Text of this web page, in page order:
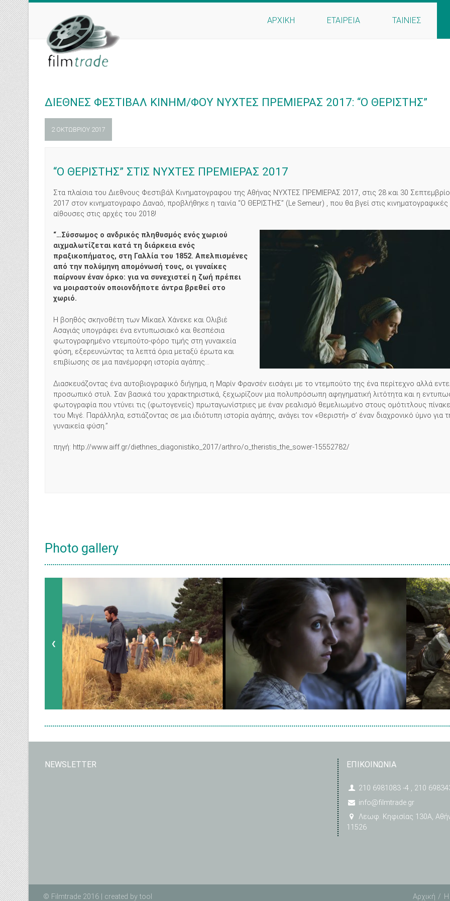
content
ΑΡΧΙΚΗ ΕΤΑΙΡΕΙΑ ΤΑΙΝΙΕΣ
ΔΙΕΘΝΕΣ ΦΕΣΤΙΒΑΛ ΚΙΝΗΜ/ΦΟΥ ΝΥΧΤΕΣ ΠΡΕΜΙΕΡΑΣ 2017: “Ο ΘΕΡΙΣΤΗΣ”
2 ΟΚΤΩΒΡΊΟΥ 2017
“Ο ΘΕΡΙΣΤΉΣ” ΣΤΙΣ ΝΥΧΤΕΣ ΠΡΕΜΙΕΡΑΣ 2017
Στα πλαίσια του Διεθνους Φεστιβάλ Κινηματογραφου της Αθήνας ΝΥΧΤΕΣ ΠΡΕΜΙΕΡΑΣ 2017, στις 28 και 30
2017 στον κινηματογραφο Δαναό, προβλήθηκε η ταινία “Ο ΘΕΡΙΣΤΗΣ” (Le Semeur) , που θα βγεί στις κινηματογραφικές
αίθουσες στις αρχές του 2018!
“…Σύσσωμος ο ανδρικός πληθυσμός ενός χωριού
αιχμαλωτίζεται κατά τη διάρκεια ενός
πραξικοπήματος, στη Γαλλία του 1852. Απελπισμένες
από την πολύμηνη απομόνωσή τους, οι γυναίκες
παίρνουν έναν όρκο: για να συνεχιστεί η ζωή πρέπει
να μοιραστούν οποιονδήποτε άντρα βρεθεί στο
χωριό.
Η βοηθός σκηνοθέτη των Μίκαελ Χάνεκε και Ολιβιέ
Ασαγιάς υπογράφει ένα εντυπωσιακό και θεσπέσια
φωτογραφημένο ντεμπούτο-φόρο τιμής στη γυναικεία
φύση, εξερευνώντας τα λεπτά όρια μεταξύ έρωτα και
επιβίωσης σε μια πανέμορφη ιστορία αγάπης…
Διασκευάζοντας ένα αυτοβιογραφικό διήγημα, η Μαρίν Φρανσέν εισάγει με το ντεμπούτο της ένα περίτεχνο αλλά
προσωπικό στυλ. Σαν βασικά του χαρακτηριστικά, ξεχωρίζουν μια πολυπρόσωπη αφηγηματική λιτότητα και η
φωτογραφία που ντύνει τις (φωτογενείς) πρωταγωνίστριες με έναν ρεαλισμό θεμελιωμένο στους ομότιτλους
του Μιγέ. Παράλληλα, εστιάζοντας σε μια ιδιότυπη ιστορία αγάπης, ανάγει τον «Θεριστή» σ’ έναν διαχρονικό ύμνο για
γυναικεία φύση.”
πηγή: http://www.aiff.gr/diethnes_diagonistiko_2017/arthro/o_theristis_the_sower-15552782/
Photo gallery
❮
NEWSLETTER ΕΠΙΚΟΙΝΩΝΙΑ
210 6981083 -4 , 210
info@filmtrade.gr
Λεωφ. Κηφισίας 130A,
11526
© Filmtrade 2016 | created by tool Αρχική Η